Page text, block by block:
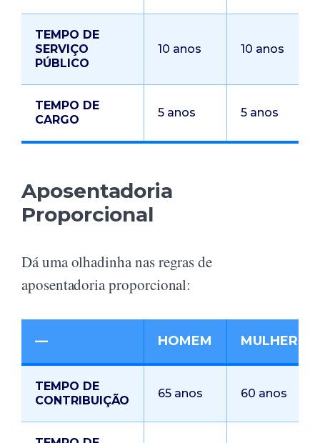
TEMPO DE
SERVIÇO
PÚBLICO
10 anos 10 anos
TEMPO DE
CARGO
5 anos 5 anos
Aposentadoria
Proporcional
Dá uma olhadinha nas regras de
aposentadoria proporcional:
— HOMEM MULHER
TEMPO DE
CONTRIBUIÇÃO
65 anos 60 anos